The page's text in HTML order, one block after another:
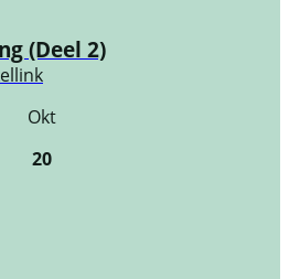
(Deel 2)
Okt
20